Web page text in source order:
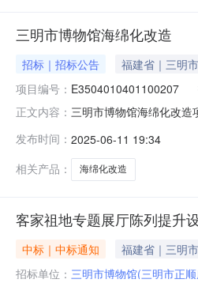
三明市博物馆海绵化改造
招标｜招标公告 福建省｜三明
项目编号： E3504010401100207
正文内容： 三明市博物馆海绵化改
绿化种植等。项目联系
发布时间： 2025-06-11 19:34
相关产品：
海绵化改造
客家祖地专题展厅陈列提升
中标｜中标通知 福建省｜三明
招标单位： 三明市博物馆(三明市正